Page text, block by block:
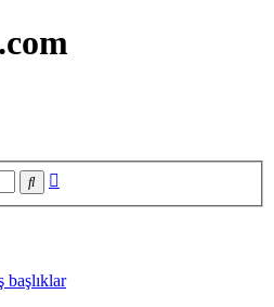
Ara
başlıklar